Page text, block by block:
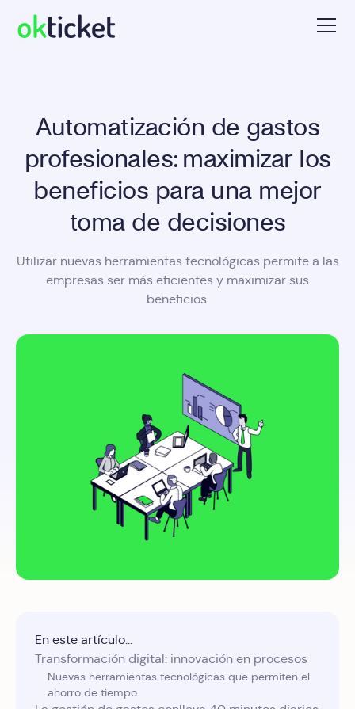
Automatización de gastos
profesionales: maximizar los
beneficios para una mejor
toma de decisiones
Utilizar nuevas herramientas tecnológicas permite a las
empresas ser más eficientes y maximizar sus
beneficios.
En este artículo...
Transformación digital: innovación en procesos
Nuevas herramientas tecnológicas que permiten el
ahorro de tiempo